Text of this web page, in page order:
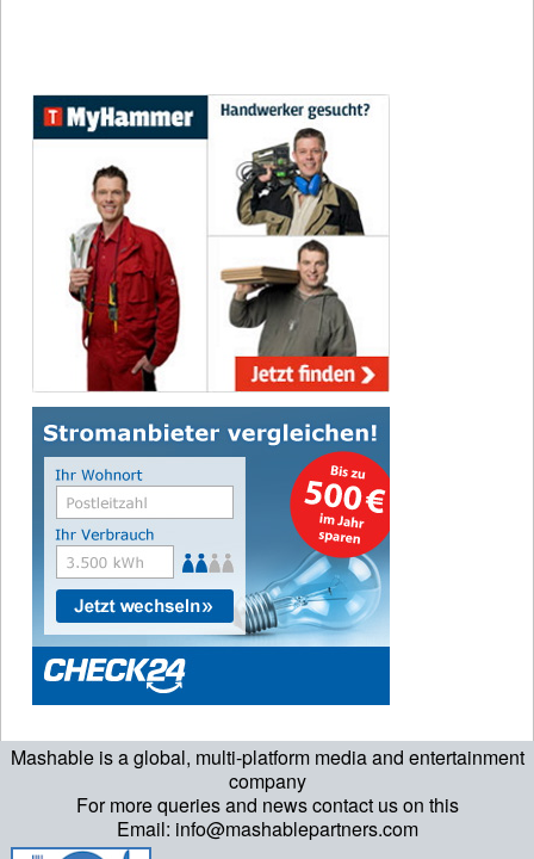
Mashable is a global, multi-platform media and entertainment
company
For more queries and news contact us on this
Email: info@mashablepartners.com